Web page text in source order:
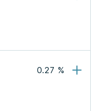
0.27 %